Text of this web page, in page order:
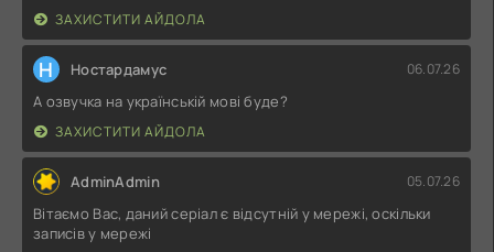
ЗАХИСТИТИ АЙДОЛА
Н Ностардамус 06.07.26
А озвучка на українській мові буде?
ЗАХИСТИТИ АЙДОЛА
AdminAdmin 05.07.26
Вітаємо Вас, даний серіал є відсутній у мережі, оскільки
записів у мережі